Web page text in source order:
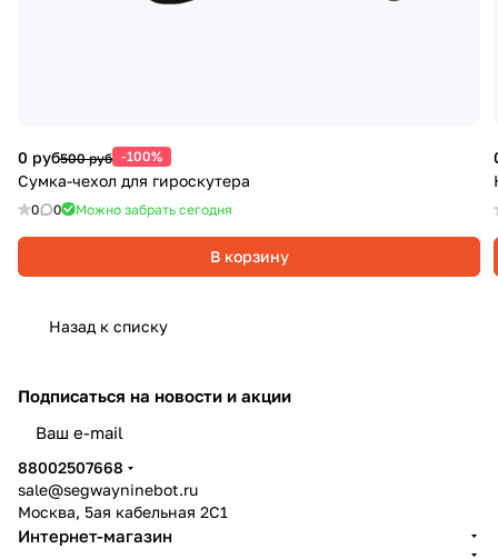
0 руб500 руб -100%
Сумка-чехол для гироскутера
0 0 Можно забрать сегодня
В корзину
Назад к списку
Подписаться на новости и акции
88002507668
sale@segwayninebot.ru
Москва, 5ая кабельная 2С1
Интернет-магазин